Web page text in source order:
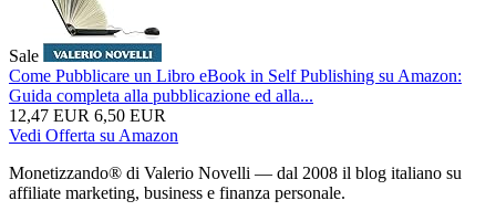
Sale
Come Pubblicare un Libro eBook in Self Publishing su Amazon:
Guida completa alla pubblicazione ed alla...
12,47 EUR 6,50 EUR
Vedi Offerta su Amazon
Monetizzando® di Valerio Novelli — dal 2008 il blog italiano su
affiliate marketing, business e finanza personale.